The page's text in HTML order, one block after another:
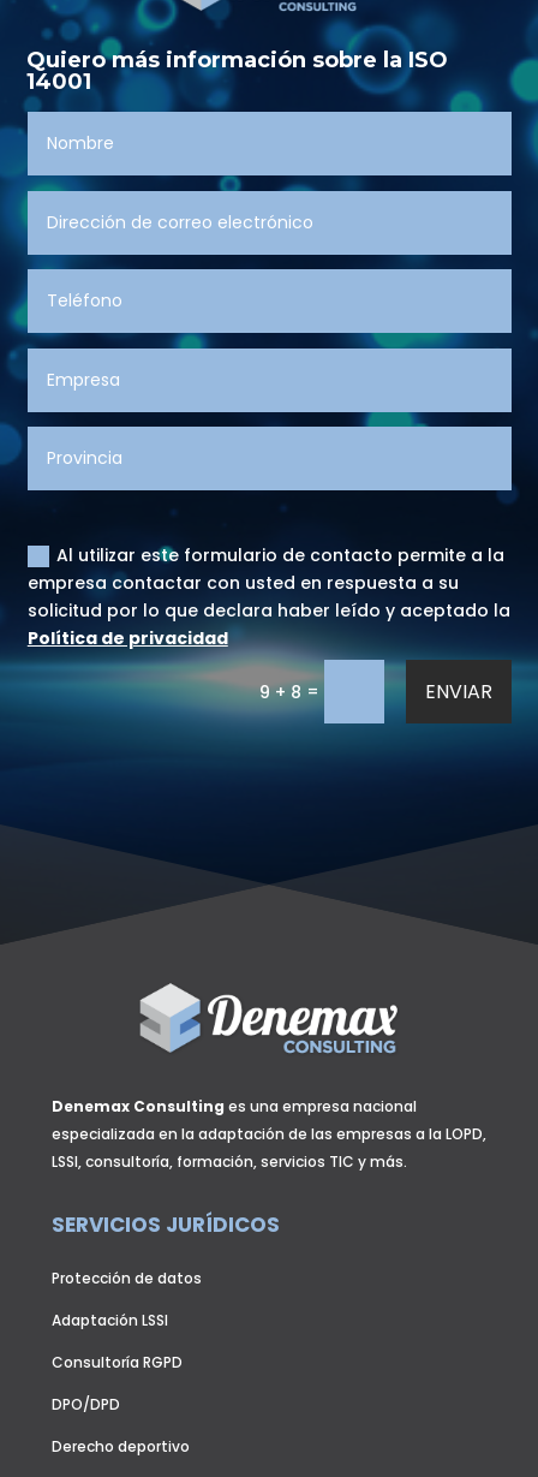
Quiero más información sobre la ISO
14001
Al utilizar este formulario de contacto permite a la
empresa contactar con usted en respuesta a su
solicitud por lo que declara haber leído y aceptado la
Política de privacidad
9 + 8= ENVIAR
Denemax Consulting es una empresa nacional
especializada en la adaptación de las empresas a la LOPD,
LSSI, consultoría, formación, servicios TIC y más.
SERVICIOS JURÍDICOS
Protección de datos
Adaptación LSSI
Consultoría RGPD
DPO/DPD
Derecho deportivo